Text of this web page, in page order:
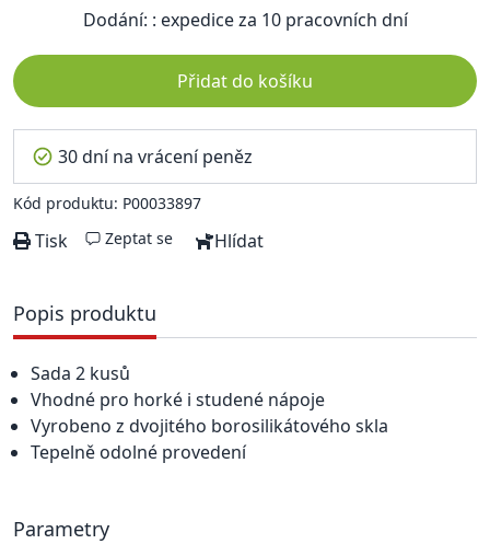
Dodání: : expedice za 10 pracovních dní
Přidat do košíku
30 dní na vrácení peněz
Kód produktu: P00033897
Tisk Zeptat se Hlídat
Popis produktu
Sada 2 kusů
Vhodné pro horké i studené nápoje
Vyrobeno z dvojitého borosilikátového skla
Tepelně odolné provedení
Parametry